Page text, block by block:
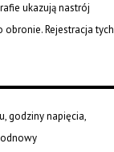
ukazują nastrój
Rejestracja tych
godziny napięcia,